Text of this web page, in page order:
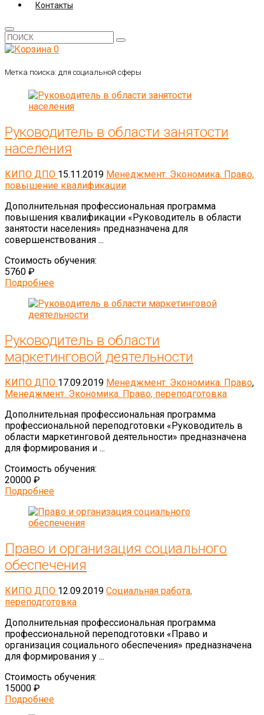
Контакты
0
Метка поиска: для социальной сферы
Руководитель в области занятости
населения
КИПО ДПО 15.11.2019 Менеджмент. Экономика. Право,
повышение квалификации
Дополнительная профессиональная программа
повышения квалификации «Руководитель в области
занятости населения» предназначена для
совершенствования ...
Стоимость обучения:
5760 ₽
Подробнее
Руководитель в области
маркетинговой деятельности
КИПО ДПО 17.09.2019 Менеджмент. Экономика. Право,
Менеджмент. Экономика. Право, переподготовка
Дополнительная профессиональная программа
профессиональной переподготовки «Руководитель в
области маркетинговой деятельности» предназначена
для формирования и ...
Стоимость обучения:
20000 ₽
Подробнее
Право и организация социального
обеспечения
КИПО ДПО 12.09.2019 Социальная работа,
переподготовка
Дополнительная профессиональная программа
профессиональной переподготовки «Право и
организация социального обеспечения» предназначена
для формирования у ...
Стоимость обучения:
15000 ₽
Подробнее